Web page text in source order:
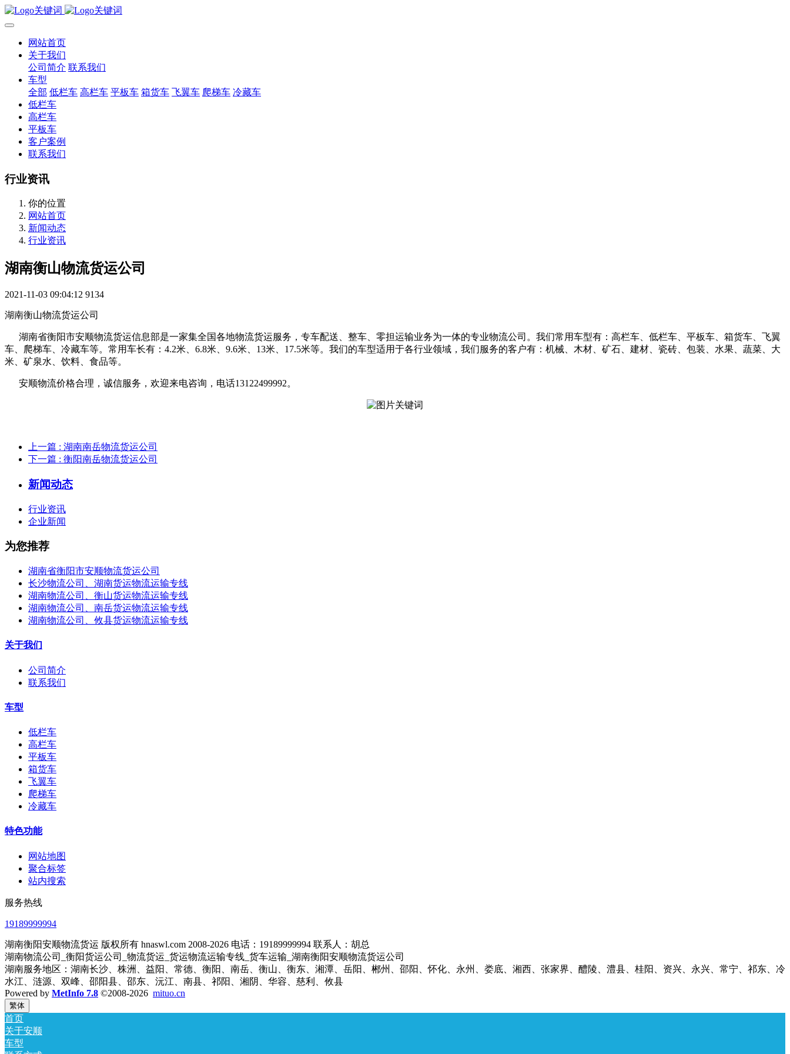
网站首页
关于我们
公司简介 联系我们
车型
全部 低栏车 高栏车 平板车 箱货车 飞翼车 爬梯车 冷藏车
低栏车
高栏车
平板车
客户案例
联系我们
行业资讯
你的位置
网站首页
新闻动态
行业资讯
湖南衡山物流货运公司
2021-11-03 09:04:12 9134
湖南衡山物流货运公司
湖南省衡阳市安顺物流货运信息部是一家集全国各地物流货运服务，专车配送、整车、零担运输业务为一体的专业物流公司。我们常用车型有：高栏车、低栏车、平板车、箱货车、飞翼
车、爬梯车、冷藏车等。常用车长有：4.2米、6.8米、9.6米、13米、17.5米等。我们的车型适用于各行业领域，我们服务的客户有：机械、木材、矿石、建材、瓷砖、包装、水果、蔬菜、大
米、矿泉水、饮料、食品等。
安顺物流价格合理，诚信服务，欢迎来电咨询，电话13122499992。
上一篇 : 湖南南岳物流货运公司
下一篇 : 衡阳南岳物流货运公司
新闻动态
行业资讯
企业新闻
为您推荐
湖南省衡阳市安顺物流货运公司
长沙物流公司、湖南货运物流运输专线
湖南物流公司、衡山货运物流运输专线
湖南物流公司、南岳货运物流运输专线
湖南物流公司、攸县货运物流运输专线
关于我们
公司简介
联系我们
车型
低栏车
高栏车
平板车
箱货车
飞翼车
爬梯车
冷藏车
特色功能
网站地图
聚合标签
站内搜索
服务热线
19189999994
湖南衡阳安顺物流货运 版权所有 hnaswl.com 2008-2026 电话：19189999994 联系人：胡总
湖南物流公司_衡阳货运公司_物流货运_货运物流运输专线_货车运输_湖南衡阳安顺物流货运公司
湖南服务地区：湖南长沙、株洲、益阳、常德、衡阳、南岳、衡山、衡东、湘潭、岳阳、郴州、邵阳、怀化、永州、娄底、湘西、张家界、醴陵、澧县、桂阳、资兴、永兴、常宁、祁东、冷
水江、涟源、双峰、邵阳县、邵东、沅江、南县、祁阳、湘阴、华容、慈利、攸县
Powered by MetInfo 7.8 ©2008-2026 mituo.cn
繁体
首页
关于安顺
车型